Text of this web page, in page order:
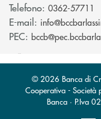
Telefono: 0362-57711
E-mail:
PEC:
© 2026 Banca di
Cooperativa - Società
Banca · P.Iva